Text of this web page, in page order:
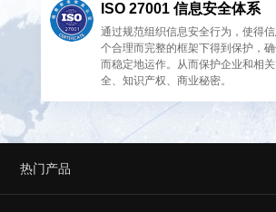
ISO 27001 信息安全体系
通过规范组织信息安全行为，使得
个合理而完整的框架下得到保护，
而稳定地运作。从而保护企业和相
全、知识产权、商业秘密。
热门产品